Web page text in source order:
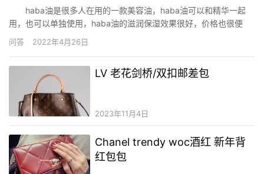
haba油是很多人在用的一款美容油，haba油可以和精华一起
用，也可以单独使用，haba油的滋润保湿效果很好，价格也很便
宜。 用了haba油还需要用精华吗 HABA美容油不算乳液，称其
精华的话又有点勉强，因为它没精华的功效明显。这款美容油内干
问答 2022年4月26日
LV 老花剑桥/双扣邮差包
2023年11月4日
Chanel trendy woc酒红 新年背
红包包